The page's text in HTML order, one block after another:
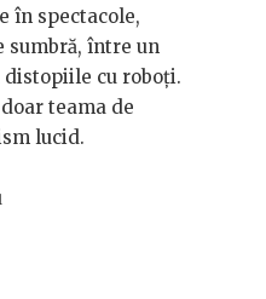
în spectacole,
sumbră, între un
cu roboți.
teama de
lucid.